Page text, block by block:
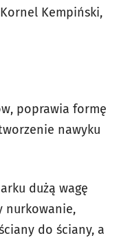
Kempiński,
poprawia formę
nawyku
dużą wagę
nurkowanie,
do ściany, a